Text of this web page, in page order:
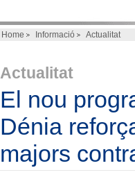
Home Informació Actualitat
Actualitat
El nou
Dénia
majors